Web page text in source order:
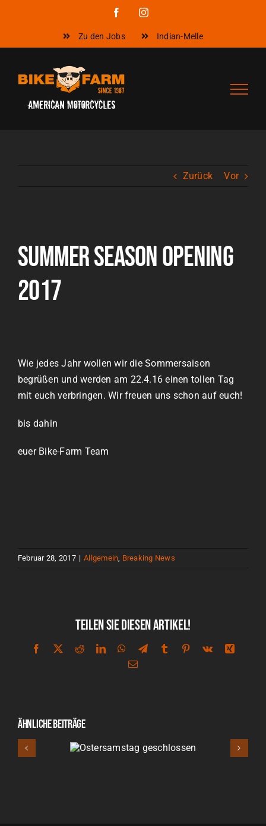
FacebookInstagram
Zu den Jobs Indian-Melle
Zurück Vor
grösseres
Bild
Summer Season Opening
2017
Wie jedes Jahr wollen wir die Sommersaison
begrüßen und werden am 22.4.16 einen tollen Tag
mit euch verbringen. Wir freuen uns schon auf euch!
bis dahin
euer Bike-Farm Team
Februar 28, 2017 | Allgemein, Breaking News
Teilen Sie diesen Artikel!
Facebook
X RedditLinkedInWhatsApp
TelegramTumblr Pinterest
Vk
Xing
E-
Ähnliche Beiträge
Save the Date – Season